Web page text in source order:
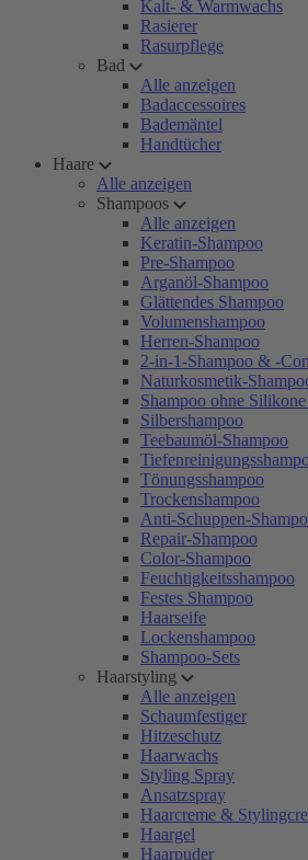
Kalt- & Warmwachs
Rasierer
Rasurpflege
Bad
Alle anzeigen
Badaccessoires
Bademäntel
Handtücher
Haare
Alle anzeigen
Shampoos
Alle anzeigen
Keratin-Shampoo
Pre-Shampoo
Arganöl-Shampoo
Glättendes Shampoo
Volumenshampoo
Herren-Shampoo
2-in-1-Shampoo & -
Naturkosmetik-
Shampoo ohne
Silbershampoo
Teebaumöl-Shampoo
Tönungsshampoo
Trockenshampoo
Anti-Schuppen-
Repair-Shampoo
Color-Shampoo
Feuchtigkeitsshampoo
Festes Shampoo
Haarseife
Lockenshampoo
Shampoo-Sets
Haarstyling
Alle anzeigen
Schaumfestiger
Hitzeschutz
Haarwachs
Styling Spray
Ansatzspray
Haarcreme &
Haargel
Haarpuder